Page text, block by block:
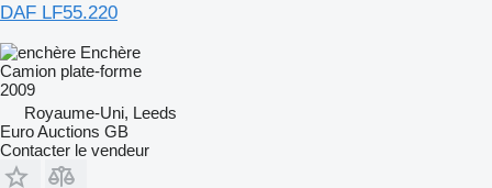
DAF LF55.220
Enchère
Camion plate-forme
2009
Royaume-Uni, Leeds
Euro Auctions GB
Contacter le vendeur